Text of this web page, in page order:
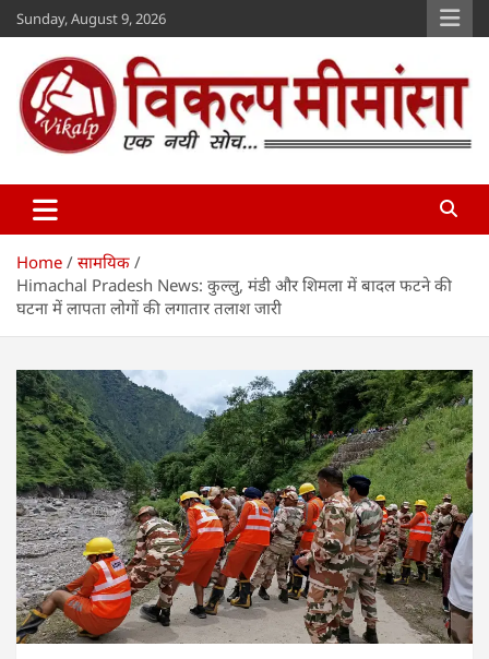
Skip
to
content
Sunday, August 9, 2026
Vikalp Mimansa
Home
सामयिक
Himachal Pradesh News: कुल्लु, मंडी और शिमला में बादल फटने की
घटना में लापता लोगों की लगातार तलाश जारी